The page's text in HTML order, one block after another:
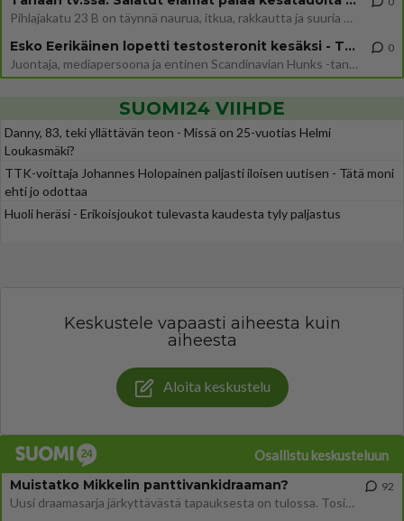
Pihlajakatu 23 B on täynnä naurua, itkua, rakkautta ja suuria salaisuuksia. Suomalaisten yksi pitkäikäisimmistä draamas
Esko Eerikäinen lopetti testosteronit kesäksi - Tämä ikävä vaikutus iski heti
Juontaja, mediapersoona ja entinen Scandinavian Hunks -tanssija Esko Eerikäinen on tunnettu avoimuudestaan. Nyt Eerikäi
0
SUOMI24 VIIHDE
Danny, 83, teki yllättävän teon - Missä on 25-vuotias Helmi
Loukasmäki?
TTK-voittaja Johannes Holopainen paljasti iloisen uutisen - Tätä moni
ehti jo odottaa
Huoli heräsi - Erikoisjoukot tulevasta kaudesta tyly paljastus
Keskustele vapaasti aiheesta kuin
aiheesta
Aloita keskustelu
Osallistu keskusteluun
Muistatko Mikkelin panttivankidraaman?
Uusi draamasarja järkyttävästä tapauksesta on tulossa. Tositapahtumiin perustuva sarja ammentaa vuoden 1986 Mikkelin pan
92